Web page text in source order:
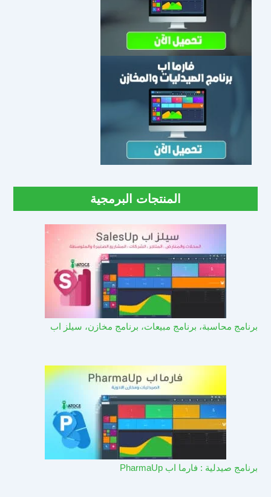
المنتجات البرمجية
برنامج محاسبة، برنامج مبيعات، برنامج مخازن، سيلز اب
برنامج صيدلية : فارما اب PharmaUp​